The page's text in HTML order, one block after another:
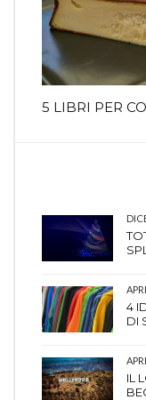
5 LIBRI PER
4
DI
IL